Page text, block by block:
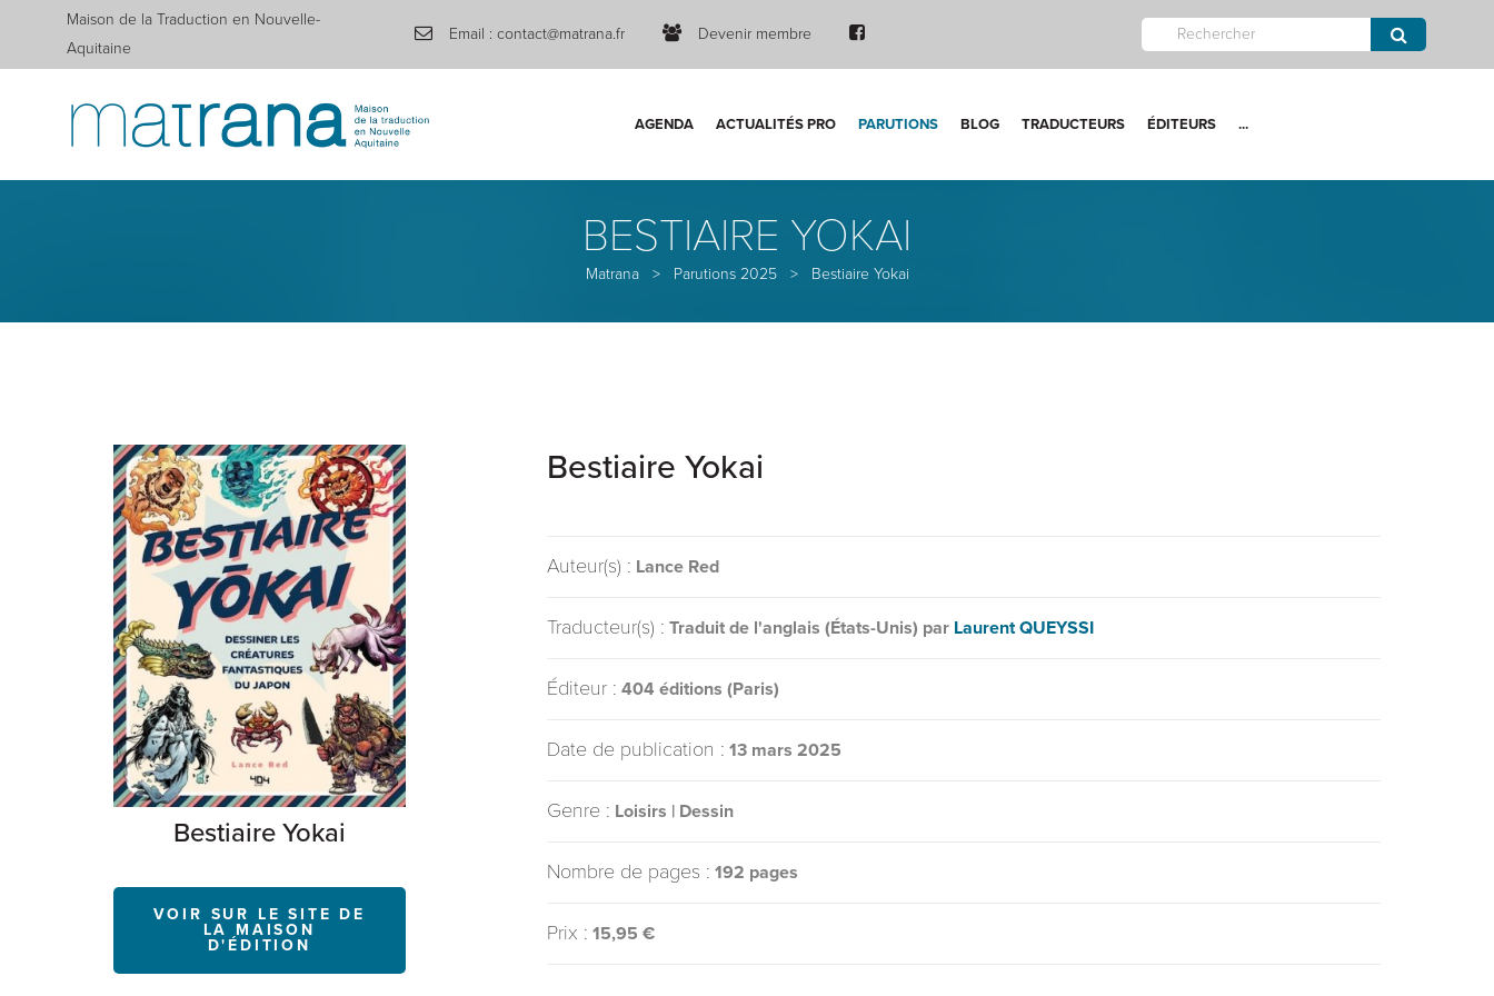
Maison de la Traduction en Nouvelle-
Aquitaine
Email : contact@matrana.fr Devenir membre
AGENDA ACTUALITÉS PRO PARUTIONS BLOG TRADUCTEURS ÉDITEURS ...
BESTIAIRE YOKAI
Matrana> Parutions 2025 > Bestiaire Yokai
Bestiaire Yokai
VOIR SUR LE SITE DE
LA MAISON
D'ÉDITION
Bestiaire Yokai
Auteur(s) : Lance Red
Traducteur(s) : Traduit de l'anglais (États-Unis) par Laurent QUEYSSI
Éditeur : 404 éditions (Paris)
Date de publication : 13 mars 2025
Genre : Loisirs | Dessin
Nombre de pages : 192 pages
Prix : 15,95 €